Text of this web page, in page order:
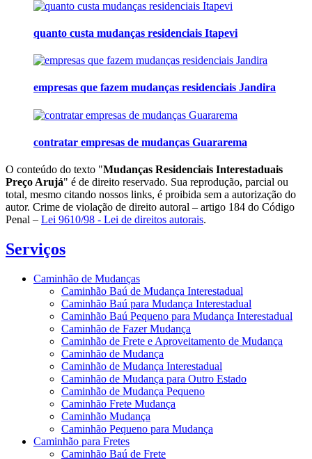
quanto custa mudanças residenciais Itapevi
empresas que fazem mudanças residenciais Jandira
contratar empresas de mudanças Guararema
O conteúdo do texto "Mudanças Residenciais Interestaduais
Preço Arujá" é de direito reservado. Sua reprodução, parcial ou
total, mesmo citando nossos links, é proibida sem a autorização do
autor. Crime de violação de direito autoral – artigo 184 do Código
Penal – Lei 9610/98 - Lei de direitos autorais.
Serviços
Caminhão de Mudanças
Caminhão Baú de Mudança Interestadual
Caminhão Baú para Mudança Interestadual
Caminhão Baú Pequeno para Mudança Interestadual
Caminhão de Fazer Mudança
Caminhão de Frete e Aproveitamento de Mudança
Caminhão de Mudança
Caminhão de Mudança Interestadual
Caminhão de Mudança para Outro Estado
Caminhão de Mudança Pequeno
Caminhão Frete Mudança
Caminhão Mudança
Caminhão Pequeno para Mudança
Caminhão para Fretes
Caminhão Baú de Frete